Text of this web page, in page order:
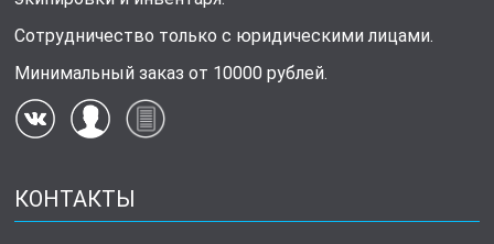
Сотрудничество только с юридическими лицами.
Минимальный заказ от 10000 рублей.
КОНТАКТЫ